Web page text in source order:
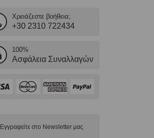
Χρειάζεστε βοήθεια;
+30 2310 722434
100%
Ασφάλεια Συναλλαγών
Εγγραφείτε στο Νewsletter μας